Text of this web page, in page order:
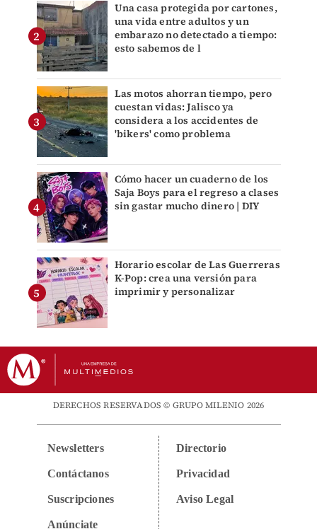
Una casa protegida por cartones,
una vida entre adultos y un
embarazo no detectado a tiempo:
esto sabemos de l
Las motos ahorran tiempo, pero
cuestan vidas: Jalisco ya
considera a los accidentes de
'bikers' como problema
Cómo hacer un cuaderno de los
Saja Boys para el regreso a clases
sin gastar mucho dinero | DIY
Horario escolar de Las Guerreras
K-Pop: crea una versión para
imprimir y personalizar
DERECHOS RESERVADOS © GRUPO MILENIO 2026
Newsletters
Contáctanos
Suscripciones
Anúnciate
Directorio
Privacidad
Aviso Legal